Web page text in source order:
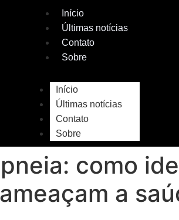
Início
Últimas notícias
Contato
Sobre
Início
Últimas notícias
Contato
Sobre
como
a